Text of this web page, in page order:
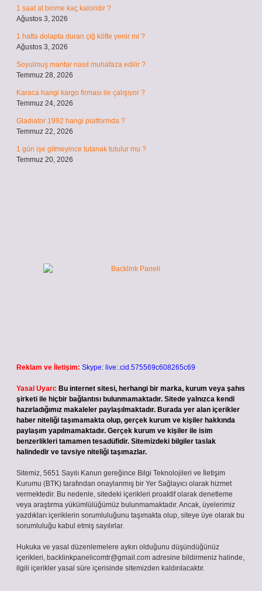
1 saat at binme kaç kaloridir ?
Ağustos 3, 2026
1 hafta dolapta duran çiğ köfte yenir mi ?
Ağustos 3, 2026
Soyulmuş mantar nasıl muhafaza edilir ?
Temmuz 28, 2026
Karaca hangi kargo firması ile çalışıyor ?
Temmuz 24, 2026
Gladiator 1992 hangi platformda ?
Temmuz 22, 2026
1 gün işe gitmeyince tutanak tutulur mu ?
Temmuz 20, 2026
Reklam ve İletişim: Skype: live:.cid.575569c608265c69
Yasal Uyarı: Bu internet sitesi, herhangi bir marka, kurum veya şahıs
şirketi ile hiçbir bağlantısı bulunmamaktadır. Sitede yalnızca kendi
hazırladığımız makaleler paylaşılmaktadır. Burada yer alan içerikler
haber niteliği taşımamakta olup, gerçek kurum ve kişiler hakkında
paylaşım yapılmamaktadır. Gerçek kurum ve kişiler ile isim
benzerlikleri tamamen tesadüfidir. Sitemizdeki bilgiler taslak
halindedir ve tavsiye niteliği taşımazlar.
Sitemiz, 5651 Sayılı Kanun gereğince Bilgi Teknolojileri ve İletişim
Kurumu (BTK) tarafından onaylanmış bir Yer Sağlayıcı olarak hizmet
vermektedir. Bu nedenle, sitedeki içerikleri proaktif olarak denetleme
veya araştırma yükümlülüğümüz bulunmamaktadır. Ancak, üyelerimiz
yazdıkları içeriklerin sorumluluğunu taşımakta olup, siteye üye olarak bu
sorumluluğu kabul etmiş sayılırlar.
Hukuka ve yasal düzenlemelere aykırı olduğunu düşündüğünüz
içerikleri, backlinkpanelicomtr@gmail.com adresine bildirmeniz halinde,
ilgili içerikler yasal süre içerisinde sitemizden kaldırılacaktır.